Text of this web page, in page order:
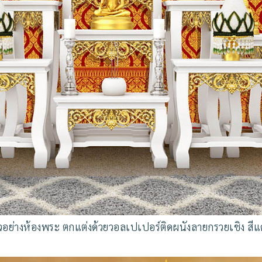
อย่างห้องพระ ตกแต่งด้วยวอลเปเปอร์ติดผนังลายกรวยเชิง สีแ